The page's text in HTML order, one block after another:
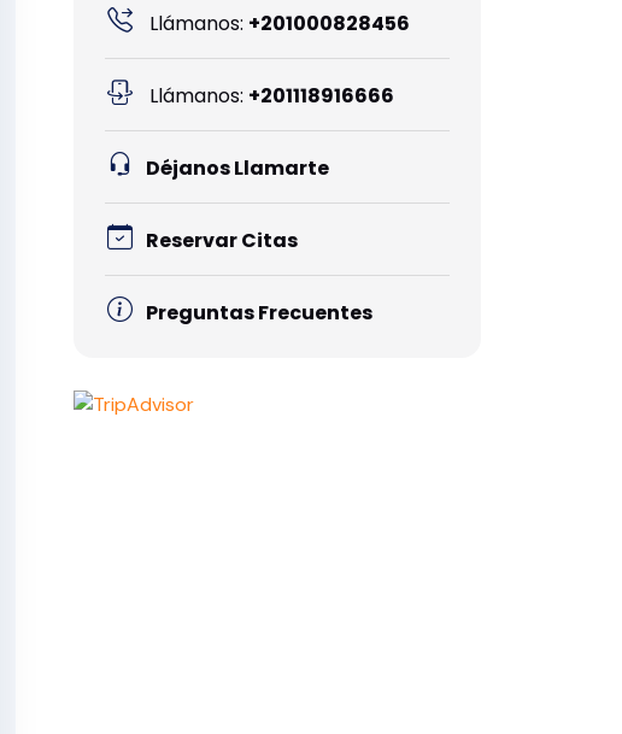
Llámanos: +201000828456
Llámanos: +201118916666
Déjanos Llamarte
Reservar Citas
Preguntas Frecuentes